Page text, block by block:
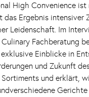
High Convenience ist
das Ergebnis intensiver
Leidenschaft. Im
Fachberatung
Einblicke in
und Zukunft
und erklärt,